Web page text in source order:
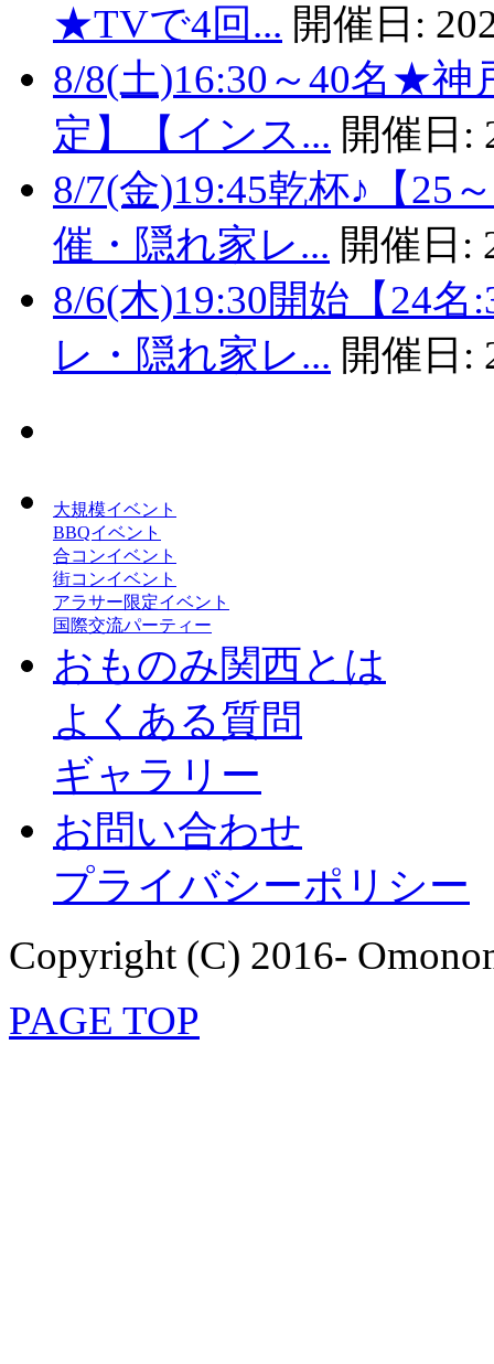
★TVで4回... 開催日:
8/8(土)16:30～40名★神
定】【インス... 開催日:
8/7(金)19:45乾杯♪【25
催・隠れ家レ... 開催日:
8/6(木)19:30開始【24
レ・隠れ家レ... 開催日:
大規模イベント
BBQイベント
合コンイベント
街コンイベント
アラサー限定イベント
国際交流パーティー
おものみ関西とは
よくある質問
ギャラリー
お問い合わせ
プライバシーポリシー
Copyright (C) 2016-
PAGE TOP